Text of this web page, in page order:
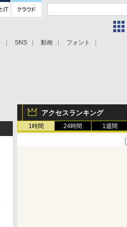
SNS 動画 フォント
アクセスランキング
1時間 24時間 1週間